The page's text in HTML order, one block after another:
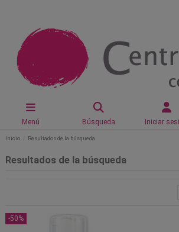
Menú Búsqueda Iniciar
Inicio Resultados de la búsqueda
Resultados de la búsqueda
-50%